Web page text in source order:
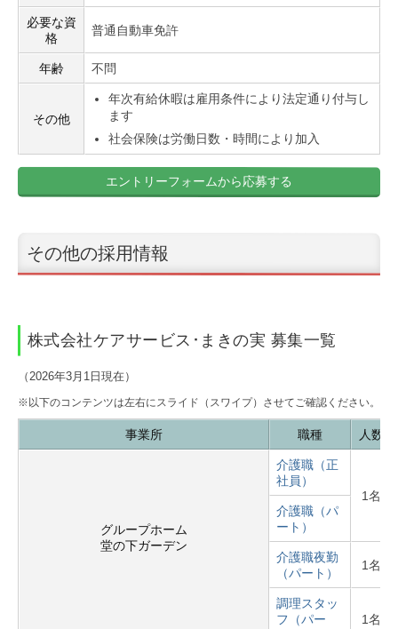
必要な資
格
普通自動車免許
年齢 不問
その他
年次有給休暇は雇用条件により法定通り付与し
ます
社会保険は労働日数・時間により加入
エントリーフォームから応募する
その他の採用情報
株式会社ケアサービス･まきの実 募集一覧
（2026年3月1 日現在）
※以下のコンテンツは左右にスライド（スワイプ）させてご確認ください。
事業所 職種 人数
グループホーム
堂の下ガーデン
介護職（正
社員）
1名
介護職（パ
ート）
介護職夜勤
（パート）
1名
調理スタッ
フ（パー
1名